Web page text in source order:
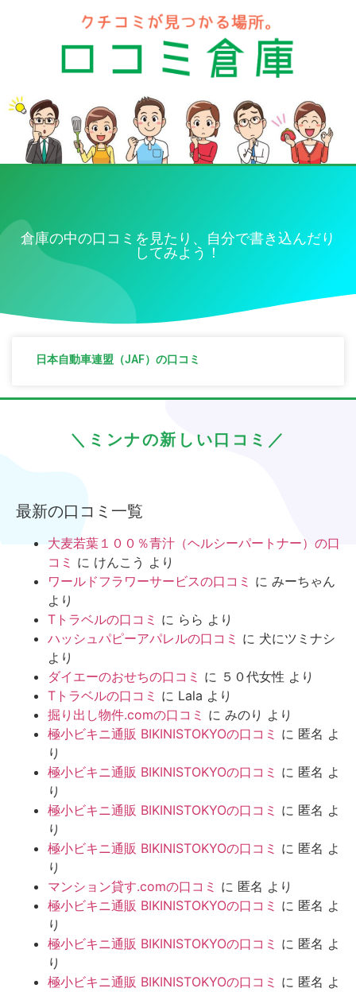
倉庫の中の口コミを見たり、自分で書き込んだり
してみよう！
日本自動車連盟（JAF）の口コミ
＼ミンナの新しい口コミ／
最新の口コミ一覧
大麦若葉１００％青汁（ヘルシーパートナー）の口
コミ に けんこう より
ワールドフラワーサービスの口コミ に みーちゃん
より
Tトラベルの口コミ に らら より
ハッシュパピーアパレルの口コミ に 犬にツミナシ
より
ダイエーのおせちの口コミ に ５０代女性 より
Tトラベルの口コミ に Lala より
掘り出し物件.comの口コミ に みのり より
極小ビキニ通販 BIKINISTOKYOの口コミ に 匿名 よ
り
極小ビキニ通販 BIKINISTOKYOの口コミ に 匿名 よ
り
極小ビキニ通販 BIKINISTOKYOの口コミ に 匿名 よ
り
極小ビキニ通販 BIKINISTOKYOの口コミ に 匿名 よ
り
マンション貸す.comの口コミ に 匿名 より
極小ビキニ通販 BIKINISTOKYOの口コミ に 匿名 よ
り
極小ビキニ通販 BIKINISTOKYOの口コミ に 匿名 よ
り
極小ビキニ通販 BIKINISTOKYOの口コミ に 匿名 よ